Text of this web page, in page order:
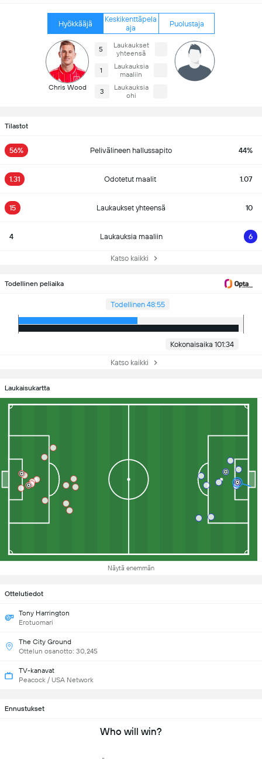
Hyökkääjä
Keskikenttäpela
aja
Puolustaja
Chris Wood
5
Laukaukset
yhteensä
1
Laukauksia
maaliin
3
Laukauksia
ohi
Tilastot
56% Pelivälineen hallussapito 44%
1.31 Odotetut maalit 1.07
15 Laukaukset yhteensä 10
4 Laukauksia maaliin 6
Katso kaikki
Todellinen peliaika
Todellinen 48:55
Kokonaisaika 101:34
Katso kaikki
Laukaisukartta
Näytä enemmän
Ottelutiedot
Tony Harrington
Erotuomari
The City Ground
Ottelun osanotto: 30,245
TV-kanavat
Peacock / USA Network
Ennustukset
Who will win?